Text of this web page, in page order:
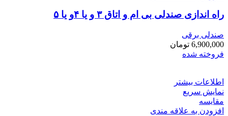
راه اندازی صندلی بی ام و اتاق ۳ و یا ۴و یا ۵
صندلی برقی
6,900,000 تومان
فروخته شده
اطلاعات بیشتر
نمایش سریع
مقايسه
افزودن به علاقه مندی